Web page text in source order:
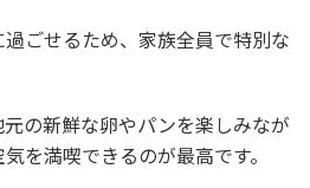
ごせるため、家族全員で特別な
の新鮮な卵やパンを楽しみなが
を満喫できるのが最高です。